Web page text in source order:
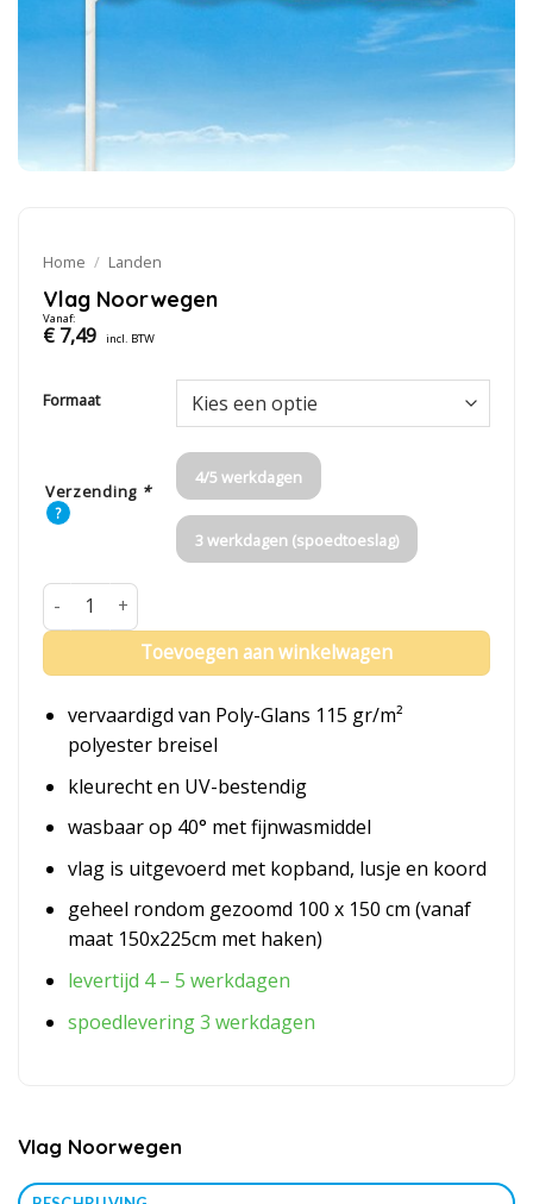
Home / Landen
Vlag Noorwegen
Vanaf:
€7,49 incl. BTW
Formaat
Verzending *
?
4/5 werkdagen
3 werkdagen (spoedtoeslag)
Vlag Noorwegen aantal
Toevoegen aan winkelwagen
vervaardigd van Poly-Glans 115 gr/m²
polyester breisel
kleurecht en UV-bestendig
wasbaar op 40° met fijnwasmiddel
vlag is uitgevoerd met kopband, lusje en koord
geheel rondom gezoomd 100 x 150 cm (vanaf
maat 150x225cm met haken)
levertijd 4 – 5 werkdagen
spoedlevering 3 werkdagen
Vlag Noorwegen